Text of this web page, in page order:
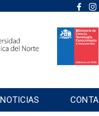
NOTICIAS